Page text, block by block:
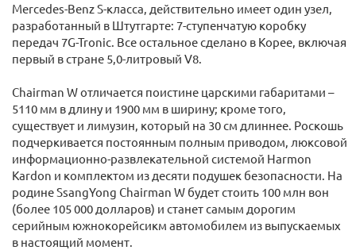
Mercedes-Benz S-класса, действительно имеет один узел,
разработанный в Штутгарте: 7-ступенчатую коробку
передач 7G-Tronic. Все остальное сделано в Корее, включая
первый в стране 5,0-литровый V8.
Chairman W отличается поистине царскими габаритами –
5110 мм в длину и 1900 мм в ширину; кроме того,
существует и лимузин, который на 30 см длиннее. Роскошь
подчеркивается постоянным полным приводом, люксовой
информационно-развлекательной системой Harmon
Kardon и комплектом из десяти подушек безопасности. На
родине SsangYong Chairman W будет стоить 100 млн вон
(более 105 000 долларов) и станет самым дорогим
серийным южнокорейсикм автомобилем из выпускаемых
в настоящий момент.